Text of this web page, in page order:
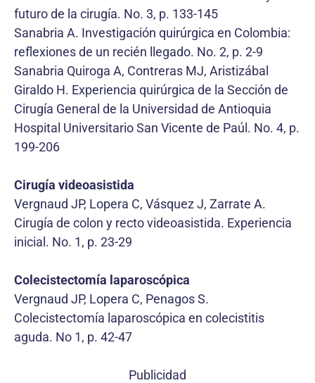
futuro de la cirugía. No. 3, p. 133-145
Sanabria A. Investigación quirúrgica en Colombia:
reflexiones de un recién llegado. No. 2, p. 2-9
Sanabria Quiroga A, Contreras MJ, Aristizábal
Giraldo H. Experiencia quirúrgica de la Sección de
Cirugía General de la Universidad de Antioquia
Hospital Universitario San Vicente de Paúl. No. 4, p.
199-206
Cirugía videoasistida
Vergnaud JP, Lopera C, Vásquez J, Zarrate A.
Cirugía de colon y recto videoasistida. Experiencia
inicial. No. 1, p. 23-29
Colecistectomía laparoscópica
Vergnaud JP, Lopera C, Penagos S.
Colecistectomía laparoscópica en colecistitis
aguda. No 1, p. 42-47
Publicidad